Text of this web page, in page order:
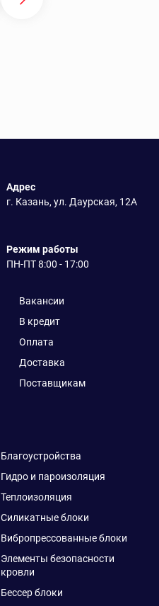
Адрес
г. Казань, ул. Даурская, 12А
Режим работы
ПН-ПТ 8:00 - 17:00
Вакансии
В кредит
Оплата
Доставка
Поставщикам
Благоустройства
Гидро и пароизоляция
Теплоизоляция
Силикатные блоки
Вибропрессованные блоки
Элементы безопасности
кровли
Бессер блоки